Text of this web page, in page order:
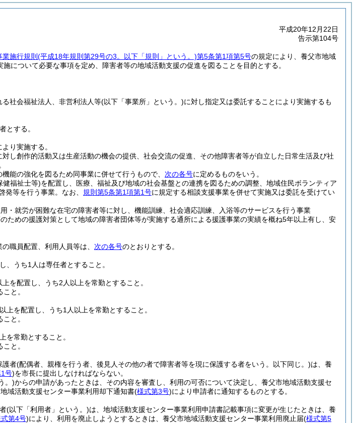
平成20年12月22日
告示第104号
施行規則 (平成18年規則第29号の3。以下「規則」という。)第5条第1項第5号の規定により、養父市地域
施について必要な事項を定め、障害者等の地域活動支援の促進を図ることを目的とする。
社会福祉法人、非営利法人等(以下「事業所」という。)に対し指定又は委託することにより実施するも
とする。
り実施する。
し創作的活動又は生産活動の機会の提供、社会交流の促進、その他障害者等が自立した日常生活及び社
能の強化を図るため同事業に併せて行うもので、 次の各号に定めるものをいう。
健福祉士等)を配置し、医療、福祉及び地域の社会基盤との連携を図るための調整、地域住民ボランティア
発等を行う事業。 なお、 規則第5条第1項第1号に規定する相談支援事業を併せて実施又は委託を受けてい
就労が困難な在宅の障害者等に対し、機能訓練、社会適応訓練、入浴等のサービスを行う事業
めの援護対策として地域の障害者団体等が実施する通所による援護事業の実績を概ね5年以上有し、安
職員配置、利用人員等は、 次の各号のとおりとする。
、うち1人は専任者とすること。
を配置し、うち2人以上を常勤とすること。
と。
上を配置し、うち1人以上を常勤とすること。
と。
を常勤とすること。
と。
護者(配偶者、親権を行う者、後見人その他の者で障害者等を現に保護する者をいう。以下同じ。)は、養
号)を市長に提出しなければならない。
。)からの申請があったときは、その内容を審査し、利用の可否について決定し、養父市地域活動支援セ
域活動支援センター事業利用却下通知書(様式第3号)により申請者に通知するものとする。
(以下「利用者」という。)は、地域活動支援センター事業利用申請書記載事項に変更が生じたときは、養
第4号)により、利用を廃止しようとするときは、養父市地域活動支援センター事業利用廃止届(様式第5